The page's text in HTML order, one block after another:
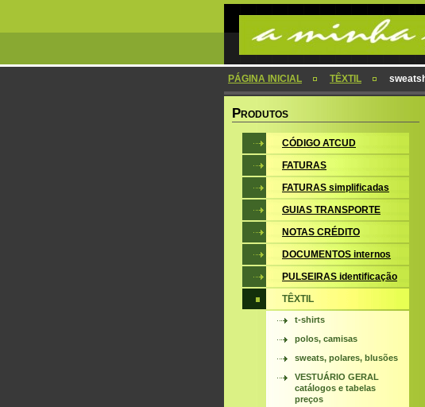
PÁGINA INICIAL TÊXTIL
PRODUTOS
CÓDIGO ATCUD
FATURAS
FATURAS simplificadas
GUIAS TRANSPORTE
NOTAS CRÉDITO
DOCUMENTOS internos
PULSEIRAS identificação
TÊXTIL
t-shirts
polos, camisas
sweats, polares, blusões
VESTUÁRIO GERAL
catálogos e tabelas
preços